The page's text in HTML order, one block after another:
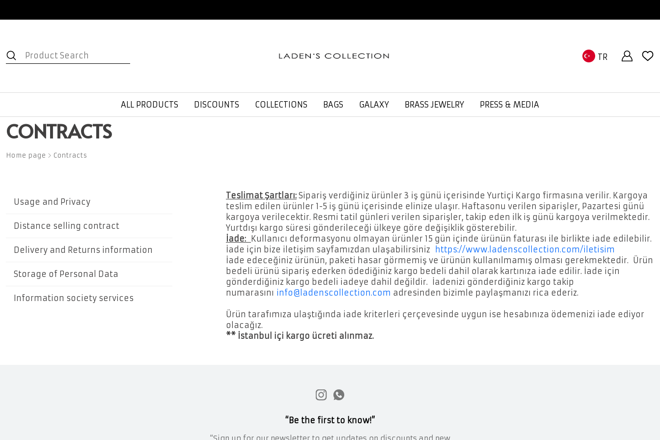
TR
ALL PRODUCTS DISCOUNTS COLLECTIONS BAGS GALAXY BRASS JEWELRY PRESS & MEDIA
CONTRACTS
Home page Contracts
Usage and Privacy
Distance selling contract
Delivery and Returns information
Storage of Personal Data
Information society services
Teslimat Şartları: Sipariş verdiğiniz ürünler 3 iş günü içerisinde Yurtiçi Kargo firmasına verilir. Kargoya
teslim edilen ürünler 1-5 iş günü içerisinde elinize ulaşır. Haftasonu verilen siparişler, Pazartesi günü
kargoya verilecektir. Resmi tatil günleri verilen siparişler, takip eden ilk iş günü kargoya verilmektedir.
Yurtdışı kargo süresi gönderileceği ülkeye göre değişiklik gösterebilir.
İade: Kullanıcı deformasyonu olmayan ürünler 15 gün içinde ürünün faturası ile birlikte iade edilebilir.
İade için bize iletişim sayfamızdan ulaşabilirsiniz
https://www.ladenscollection.com/iletisim
İade edeceğiniz ürünün, paketi hasar görmemiş ve ürünün kullanılmamış olması gerekmektedir. Ürün
bedeli ürünü sipariş ederken ödediğiniz kargo bedeli dahil olarak kartınıza iade edilir. İade için
gönderdiğiniz kargo bedeli iadeye dahil değildir. İadenizi gönderdiğiniz kargo takip
numarasını info@ladenscollection.com adresinden bizimle paylaşmanızı rica ederiz.
Ürün tarafımıza ulaştığında iade kriterleri çerçevesinde uygun ise hesabınıza ödemenizi iade ediyor
olacağız.
** İstanbul içi kargo ücreti alınmaz.
“Be the first to know!”